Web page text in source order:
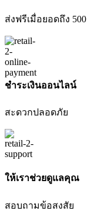
ส่งฟรีเมื่อยอดถึง 500
ชำระเงินออนไลน์
สะดวกปลอดภัย
ให้เราช่วยดูแลคุณ
สอบถามข้อสงสัย